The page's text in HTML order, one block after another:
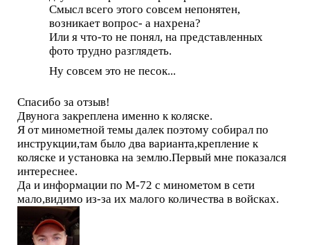
Смысл всего этого совсем непонятен,
возникает вопрос- а нахрена?
Или я что-то не понял, на представленных
фото трудно разглядеть.
Ну совсем это не песок...
Спасибо за отзыв!
Двунога закреплена именно к коляске.
Я от минометной темы далек поэтому собирал по
инструкции,там было два варианта,крепление к
коляске и установка на землю.Первый мне показался
интереснее.
Да и информации по М-72 с минометом в сети
мало,видимо из-за их малого количества в войсках.